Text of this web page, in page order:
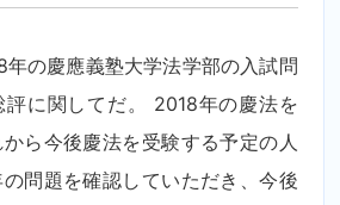
年の慶應義塾大学法学部の入試問
評に関してだ。 2018年の慶法を
ら今後慶法を受験する予定の人
問題を確認していただき、今後